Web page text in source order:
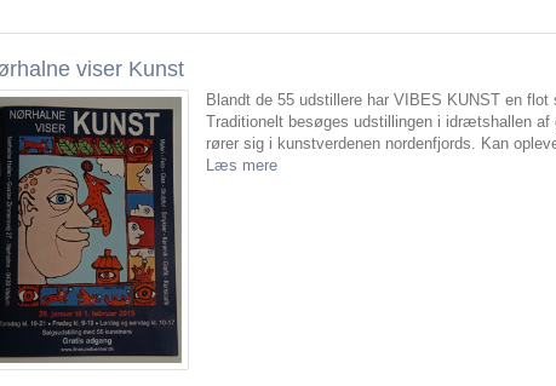
viser Kunst
Blandt de 55 udstillere har VIBES KUNST en flot
Traditionelt besøges udstillingen i idrætshallen af
rører sig i kunstverdenen nordenfjords. Kan
Læs mere